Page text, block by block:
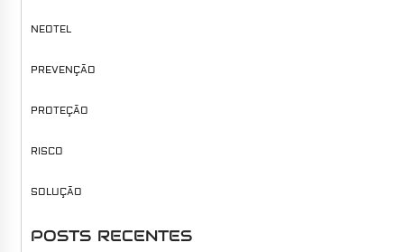
NEOTEL
PREVENÇÃO
PROTEÇÃO
RISCO
SOLUÇÃO
POSTS RECENTES